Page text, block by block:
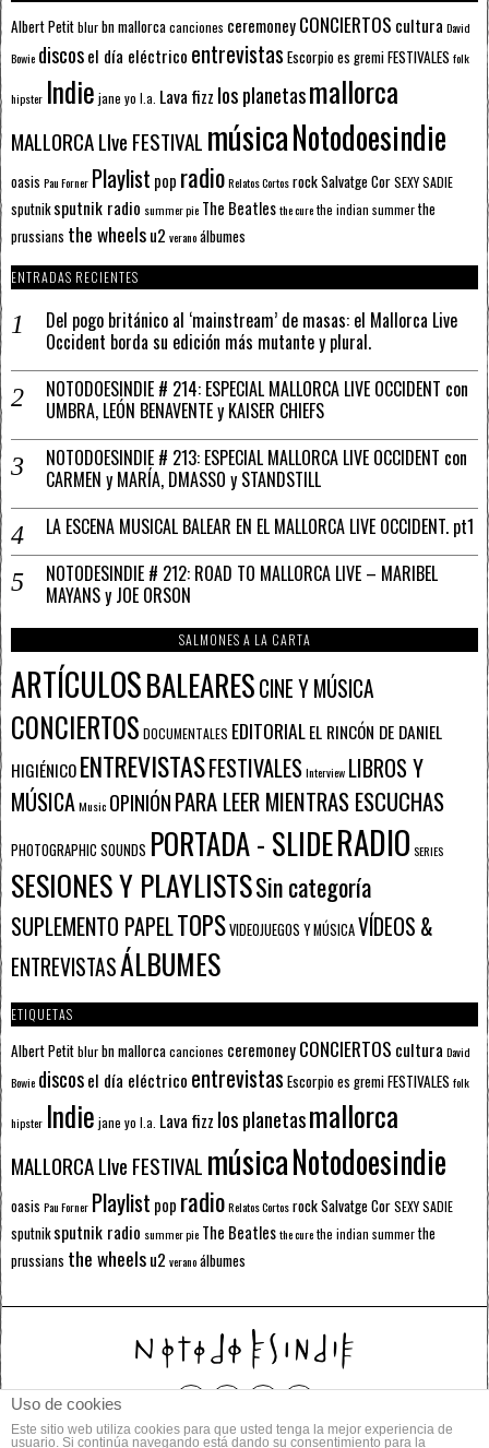
Albert Petitblurbn mallorcacanciones ceremoneyCONCIERTOS cultura David
Bowie discosel día eléctrico entrevistas Escorpioes gremiFESTIVALES folk
hipster Indie jane yo l.a. Lava fizz los planetasmallorca
MALLORCA LIve FESTIVAL músicaNotodoesindie
oasis Pau Forner Playlist pop radioRelatos CortosrockSalvatge CorSEXY SADIE
sputnik sputnik radio summer pie The Beatlesthe curethe indian summerthe
prussians the wheelsu2 veranoálbumes
ENTRADAS RECIENTES
Del pogo británico al ‘mainstream’ de masas: el Mallorca Live
Occident borda su edición más mutante y plural.
NOTODOESINDIE # 214: ESPECIAL MALLORCA LIVE OCCIDENT con
UMBRA, LEÓN BENAVENTE y KAISER CHIEFS
NOTODOESINDIE # 213: ESPECIAL MALLORCA LIVE OCCIDENT con
CARMEN y MARÍA, DMASSO y STANDSTILL
LA ESCENA MUSICAL BALEAR EN EL MALLORCA LIVE OCCIDENT. pt1
NOTODESINDIE # 212: ROAD TO MALLORCA LIVE – MARIBEL
MAYANS y JOE ORSON
SALMONES A LA CARTA
ARTÍCULOSBALEARESCINE Y MÚSICA
CONCIERTOS DOCUMENTALES EDITORIALEL RINCÓN DE DANIEL
HIGIÉNICOENTREVISTASFESTIVALESInterview LIBROS Y
MÚSICAMusic OPINIÓNPARA LEER MIENTRAS ESCUCHAS
PHOTOGRAPHIC SOUNDS PORTADA - SLIDERADIO SERIES
SESIONES Y PLAYLISTSSin categoría
SUPLEMENTO PAPELTOPSVIDEOJUEGOS Y MÚSICAVÍDEOS &
ENTREVISTASÁLBUMES
ETIQUETAS
Albert Petitblurbn mallorcacanciones ceremoneyCONCIERTOS cultura David
Bowie discosel día eléctrico entrevistas Escorpioes gremiFESTIVALES folk
hipster Indie jane yo l.a. Lava fizz los planetasmallorca
MALLORCA LIve FESTIVAL músicaNotodoesindie
oasis Pau Forner Playlist pop radioRelatos CortosrockSalvatge CorSEXY SADIE
sputnik sputnik radio summer pie The Beatlesthe curethe indian summerthe
prussians the wheelsu2 veranoálbumes
© 2014 Todos los derechos reservados.
Uso de cookies
Este sitio web utiliza cookies para que usted tenga la mejor experiencia de
usuario. Si continúa navegando está dando su consentimiento para la